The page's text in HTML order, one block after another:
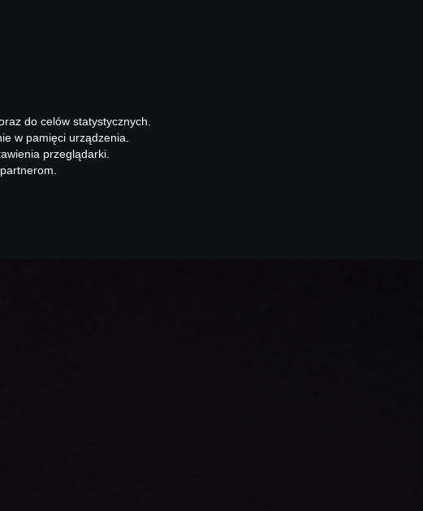
do celów statystycznych.
w pamięci urządzenia.
przeglądarki.